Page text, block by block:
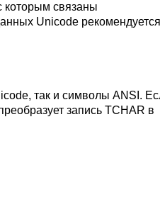
которым связаны
Unicode рекомендуется
так и символы ANSI.
запись TCHAR в